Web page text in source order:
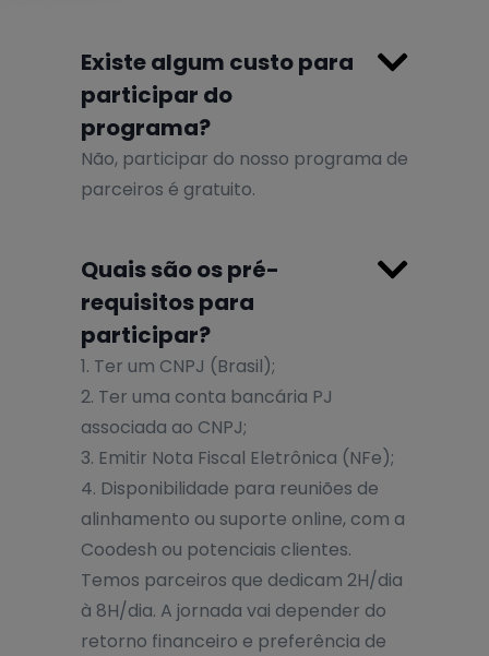
Existe algum custo para
participar do
programa?

Não, participar do nosso programa de
parceiros é gratuito.
Quais são os pré-
requisitos para
participar?

1. Ter um CNPJ (Brasil);
2. Ter uma conta bancária PJ
associada ao CNPJ;
3. Emitir Nota Fiscal Eletrônica (NFe);
4. Disponibilidade para reuniões de
alinhamento ou suporte online, com a
Coodesh ou potenciais clientes.
Temos parceiros que dedicam 2H/dia
à 8H/dia. A jornada vai depender do
retorno financeiro e preferência de